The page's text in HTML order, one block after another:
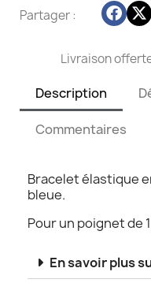
Partager :
Livraison
Description
Commentaires
Bracelet élastique
bleue.
Pour un poignet de
En savoir plus